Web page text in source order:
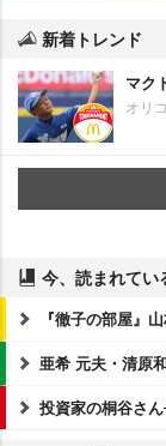
新着トレンド
マク
オリ
今、読まれてい
『徹子の部屋』
亜希 元夫・清原
投資家の桐谷さ